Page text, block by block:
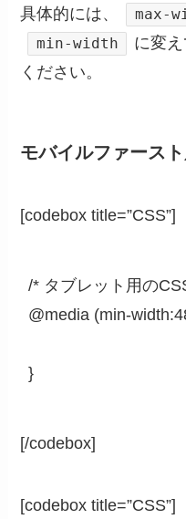
具体的には、 max-
min-width
に変
ください。
モバイルファース
[codebox title=”CSS”]
/* タブレット用の
@media (min-
}
[/codebox]
[codebox title=”CSS”]